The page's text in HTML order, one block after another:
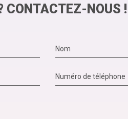
CONTACTEZ-NOUS !